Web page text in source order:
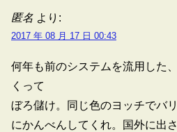
匿名 より:
2017 年 08 月 17 日 00:43
何年も前のシステムを流用した
くって
ぼろ儲け。同じ色のヨッチでバ
にかんべんしてくれ。国外に出